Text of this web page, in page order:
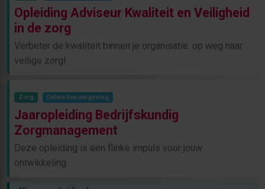
Opleiding Adviseur Kwaliteit en Veiligheid
in de zorg
Verbeter de kwaliteit binnen je organisatie: op weg naar
veilige zorg!
Zorg Online leeromgeving
Jaaropleiding Bedrijfskundig
Zorgmanagement
Deze opleiding is een flinke impuls voor jouw
ontwikkeling